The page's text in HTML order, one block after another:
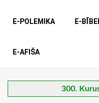
E-POLEMIKA E-
E-AFIŠA
300.